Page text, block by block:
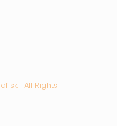
| All Rights